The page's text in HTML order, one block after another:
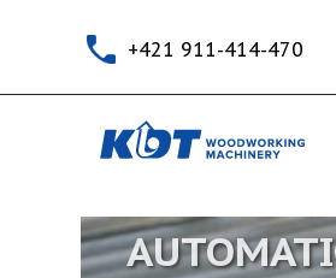
+421 911-414-470